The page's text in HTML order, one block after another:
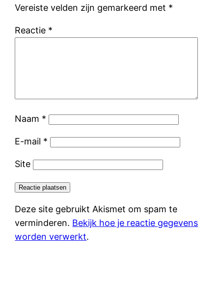
Vereiste velden zijn gemarkeerd met *
Reactie *
Naam *
E-mail *
Site
Deze site gebruikt Akismet om spam te
verminderen. Bekijk hoe je reactie gegevens
worden verwerkt.